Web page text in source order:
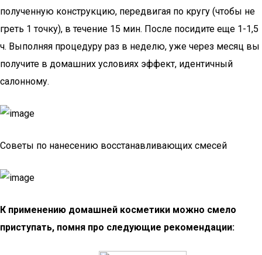
полученную конструкцию, передвигая по кругу (чтобы не
греть 1 точку), в течение 15 мин. После посидите еще 1-1,5
ч. Выполняя процедуру раз в неделю, уже через месяц вы
получите в домашних условиях эффект, идентичный
салонному.
Советы по нанесению восстанавливающих смесей
К применению домашней косметики можно смело
приступать, помня про следующие рекомендации: